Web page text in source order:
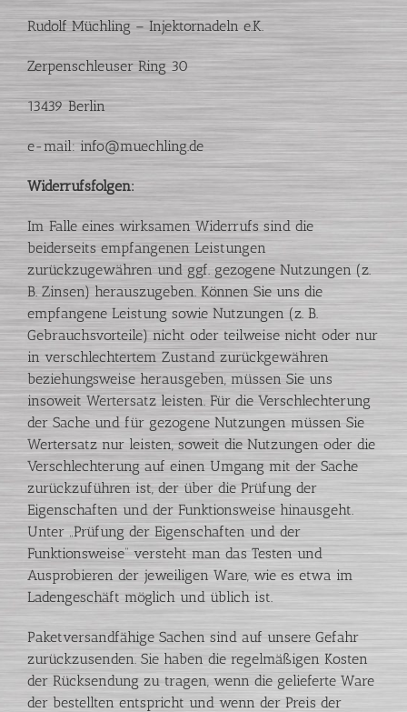
Rudolf Müchling – Injektornadeln e.K.
Zerpenschleuser Ring 30
13439 Berlin
e-mail: info@muechling.de
Widerrufsfolgen:
Im Falle eines wirksamen Widerrufs sind die
beiderseits empfangenen Leistungen
zurückzugewähren und ggf. gezogene Nutzungen (z.
B. Zinsen) herauszugeben. Können Sie uns die
empfangene Leistung sowie Nutzungen (z. B.
Gebrauchsvorteile) nicht oder teilweise nicht oder nur
in verschlechtertem Zustand zurückgewähren
beziehungsweise herausgeben, müssen Sie uns
insoweit Wertersatz leisten. Für die Verschlechterung
der Sache und für gezogene Nutzungen müssen Sie
Wertersatz nur leisten, soweit die Nutzungen oder die
Verschlechterung auf einen Umgang mit der Sache
zurückzuführen ist, der über die Prüfung der
Eigenschaften und der Funktionsweise hinausgeht.
Unter „Prüfung der Eigenschaften und der
Funktionsweise“ versteht man das Testen und
Ausprobieren der jeweiligen Ware, wie es etwa im
Ladengeschäft möglich und üblich ist.
Paketversandfähige Sachen sind auf unsere Gefahr
zurückzusenden. Sie haben die regelmäßigen Kosten
der Rücksendung zu tragen, wenn die gelieferte Ware
der bestellten entspricht und wenn der Preis der